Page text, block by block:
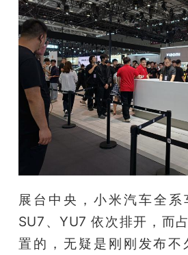
专
题
爱
搞
机
展台中央，小米汽车全系
SU7、YU7 依次排开，而
置的，无疑是刚刚发布不